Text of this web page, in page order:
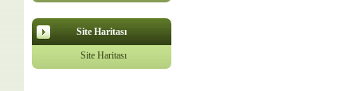
Site Haritası
Site Haritası